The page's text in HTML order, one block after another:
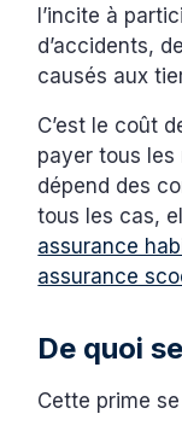
l’incite à
d’accidents,
causés aux
C’est le coût
payer tous les
dépend des
tous les cas,
assurance
assurance
De quoi
Cette prime